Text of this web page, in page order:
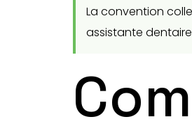
La convention
assistante